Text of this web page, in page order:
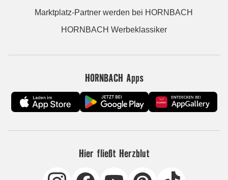
Marktplatz-Partner werden bei HORNBACH
HORNBACH Werbeklassiker
HORNBACH Apps
Hier fließt Herzblut